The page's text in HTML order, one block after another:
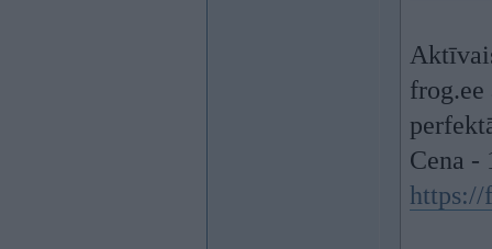
Cena -
https://